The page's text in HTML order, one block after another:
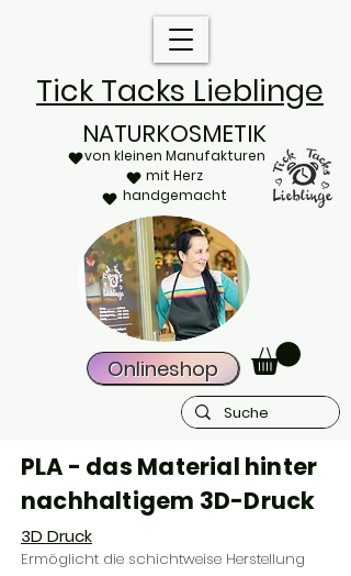
Tick Tacks Lieblinge
NATURKOSMETIK
von kleinen Manufakturen
mit Herz
handgemacht
Onlineshop
PLA - das Material hinter
nachhaltigem 3D-Druck
3D Druck
Ermöglicht die schichtweise Herstellung